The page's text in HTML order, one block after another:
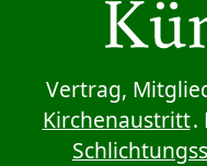
Vertrag,
Kirchenaustritt.